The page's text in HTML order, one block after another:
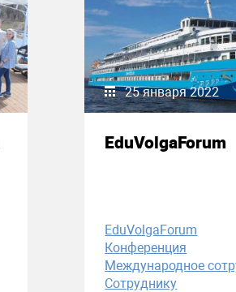
25 января 2022
EduVolgaForum
EduVolgaForum
Конференция
Международное
Сотруднику